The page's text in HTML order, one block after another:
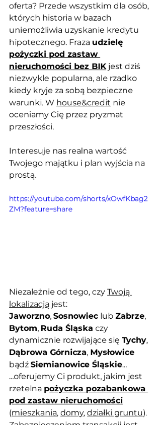
oferta? Przede wszystkim dla osób,
których historia w bazach
uniemożliwia uzyskanie kredytu
hipotecznego. Fraza udzielę
pożyczki pod zastaw
nieruchomości bez BIK jest dziś
niezwykle popularna, ale rzadko
kiedy kryje za sobą bezpieczne
warunki. W house&credit nie
oceniamy Cię przez pryzmat
przeszłości.
Interesuje nas realna wartość
Twojego majątku i plan wyjścia na
prostą.
https://youtube.com/shorts/xOwfKbag2
ZM?feature=share
Niezależnie od tego, czy Twoją
lokalizacją jest:
Jaworzno, Sosnowiec lub Zabrze,
Bytom, Ruda Śląska czy
dynamicznie rozwijające się Tychy,
Dąbrowa Górnicza, Mysłowice
bądź Siemianowice Śląskie...
...oferujemy Ci produkt, jakim jest
rzetelna pożyczka pozabankowa
pod zastaw nieruchomości
(mieszkania, domy, działki gruntu).